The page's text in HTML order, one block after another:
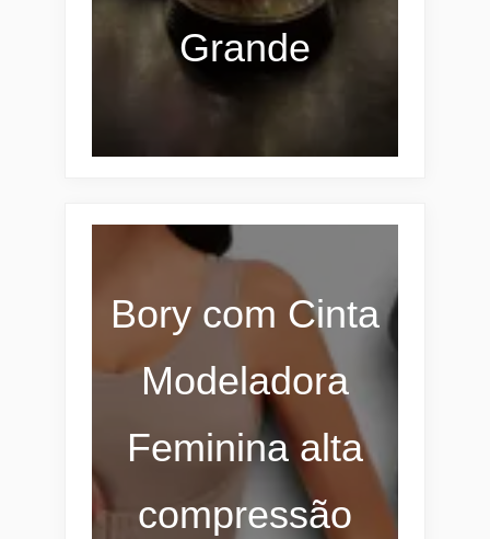
Grande
Bory com Cinta
Modeladora
Feminina alta
compressão